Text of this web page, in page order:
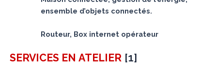
ensemble d’objets connectés.
Routeur, Box internet opérateur
SERVICES EN ATELIER [1]